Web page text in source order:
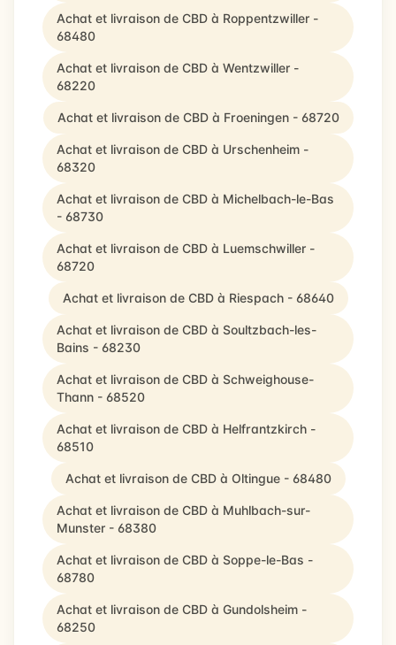
Achat et livraison de CBD à Roppentzwiller -
68480
Achat et livraison de CBD à Wentzwiller -
68220
Achat et livraison de CBD à Froeningen - 68720
Achat et livraison de CBD à Urschenheim -
68320
Achat et livraison de CBD à Michelbach-le-Bas
- 68730
Achat et livraison de CBD à Luemschwiller -
68720
Achat et livraison de CBD à Riespach - 68640
Achat et livraison de CBD à Soultzbach-les-
Bains - 68230
Achat et livraison de CBD à Schweighouse-
Thann - 68520
Achat et livraison de CBD à Helfrantzkirch -
68510
Achat et livraison de CBD à Oltingue - 68480
Achat et livraison de CBD à Muhlbach-sur-
Munster - 68380
Achat et livraison de CBD à Soppe-le-Bas -
68780
Achat et livraison de CBD à Gundolsheim -
68250